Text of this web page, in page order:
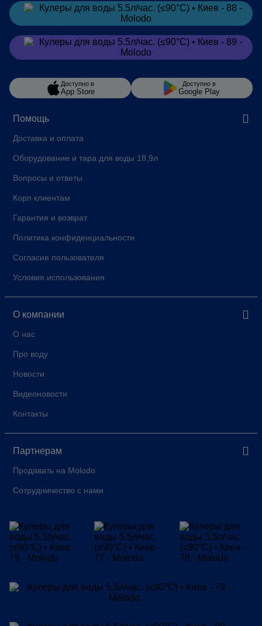
Помощь
Доставка и оплата
Оборудование и тара для воды 18,9л
Вопросы и ответы
Корп клиентам
Гарантия и возврат
Политика конфиденциальности
Согласие пользователя
Условия использования
О компании
О нас
Про воду
Новости
Видеоновости
Контакты
Партнерам
Продавать на Molodo
Сотрудничество с нами
Заказатьв Telegram
Заказатьв Viber
Доступно в
App Store
Доступно в
Google Play